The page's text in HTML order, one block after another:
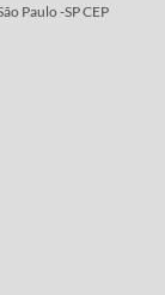
Paulo -SP CEP